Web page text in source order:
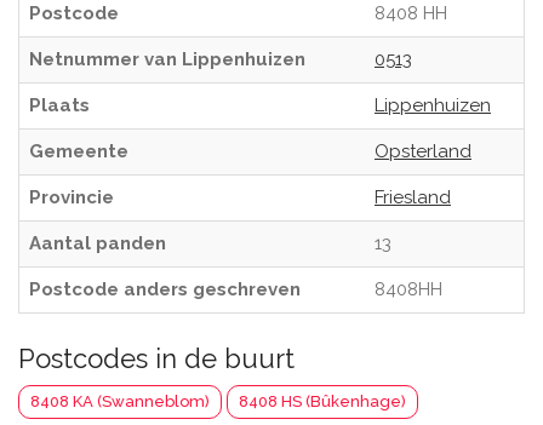
Postcode 8408 HH
Netnummer van Lippenhuizen 0513
Plaats Lippenhuizen
Gemeente Opsterland
Provincie Friesland
Aantal panden 13
Postcode anders geschreven 8408HH
Postcodes in de buurt
8408 KA (Swanneblom) 8408 HS (Bûkenhage)